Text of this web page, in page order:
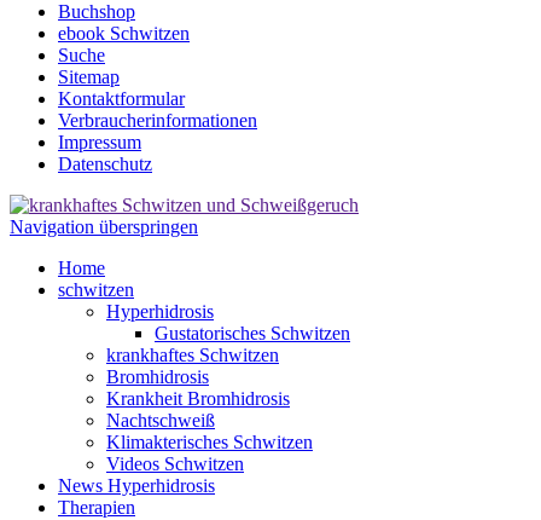
Buchshop
ebook Schwitzen
Suche
Sitemap
Kontaktformular
Verbraucherinformationen
Impressum
Datenschutz
Navigation überspringen
Home
schwitzen
Hyperhidrosis
Gustatorisches Schwitzen
krankhaftes Schwitzen
Bromhidrosis
Krankheit Bromhidrosis
Nachtschweiß
Klimakterisches Schwitzen
Videos Schwitzen
News Hyperhidrosis
Therapien